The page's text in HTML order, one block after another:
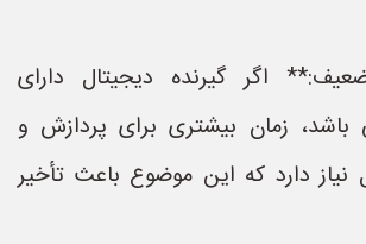
اگر گیرنده دیجیتال دارای
زمان بیشتری برای پردازش و
نیاز دارد که این موضوع باعث تأخیر